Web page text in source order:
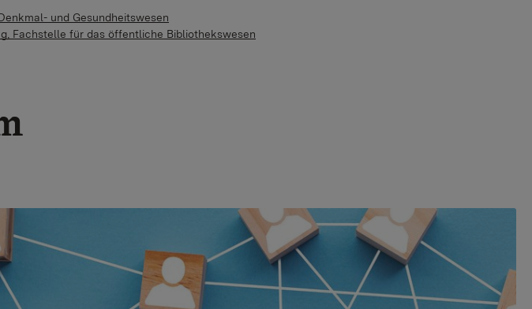
und Gesundheitswesen
Fachstelle für das öffentliche Bibliothekswesen